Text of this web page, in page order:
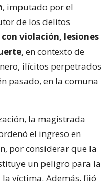
, imputado por el
de los delitos
violación, lesiones
, en contexto de
ilícitos perpetrados
pasado, en la comuna
la magistrada
el ingreso en
por considerar que la
un peligro para la
víctima. Además, fijó